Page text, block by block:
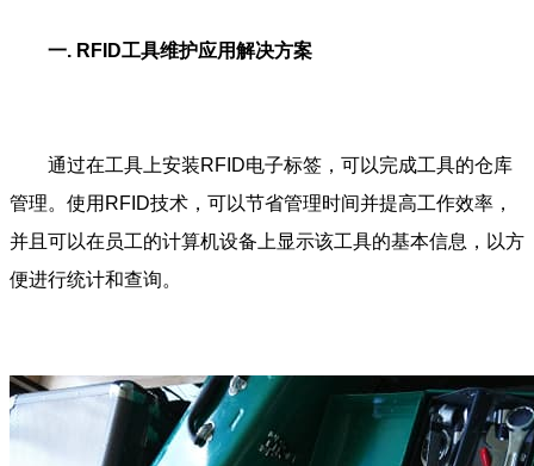
一. RFID工具维护应用解决方案
通过在工具上安装RFID电子标签，可以完成工具的仓库
管理。使用RFID技术，可以节省管理时间并提高工作效率，
并且可以在员工的计算机设备上显示该工具的基本信息，以方
便进行统计和查询。